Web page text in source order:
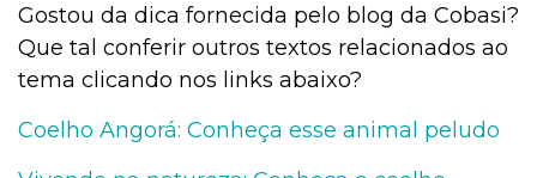
Gostou da dica fornecida pelo blog da Cobasi?
Que tal conferir outros textos relacionados ao
tema clicando nos links abaixo?
Coelho Angorá: Conheça esse animal peludo